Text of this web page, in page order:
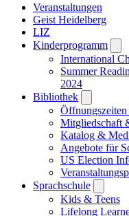
Veranstaltungen
Geist Heidelberg
LIZ
Kinderprogramm
International
Summer
2024
Bibliothek
submenu
Mitgliedschaft
Katalog &
Angebote für
US Election
Sprachschule
submenu
Kids & Teens
Lifelong